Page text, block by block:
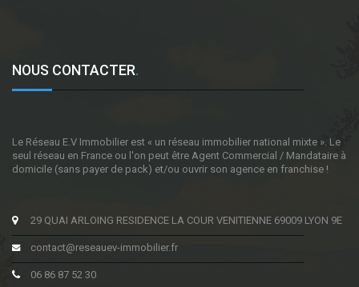
NOUS CONTACTER.
Le Réseau E.V Immobilier est « un réseau immobilier national mixte ». Le
seul réseau en France ou l'on peut être Agent Commercial / Mandataire à
domicile (sans payer de pack) et/ou ouvrir son agence en franchise !
29 QUAI ARLOING RESIDENCE LA COUR VENITIENNE 69009 LYON 9E
contact@reseauev-immobilier.fr
06 86 87 52 30